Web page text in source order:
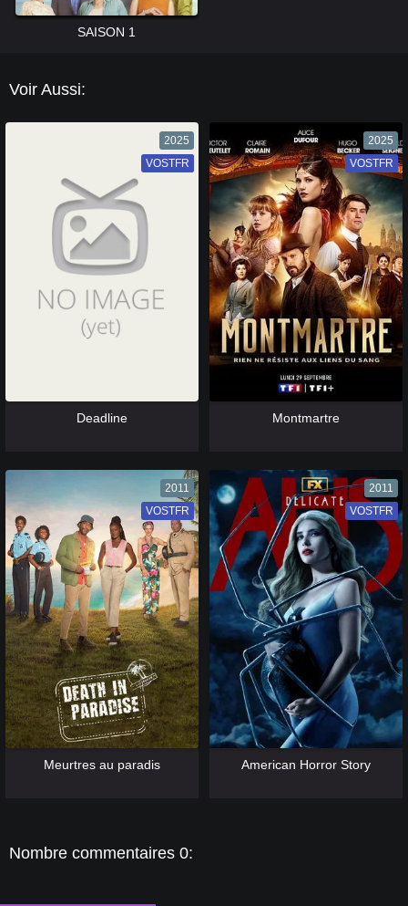
SAISON 1
Voir Aussi:
2025
VF
VOSTFR
Deadline
2025
VF
VOSTFR
Montmartre
2011
VF
VOSTFR
Meurtres au paradis
2011
VF
VOSTFR
American Horror Story
Nombre commentaires 0: